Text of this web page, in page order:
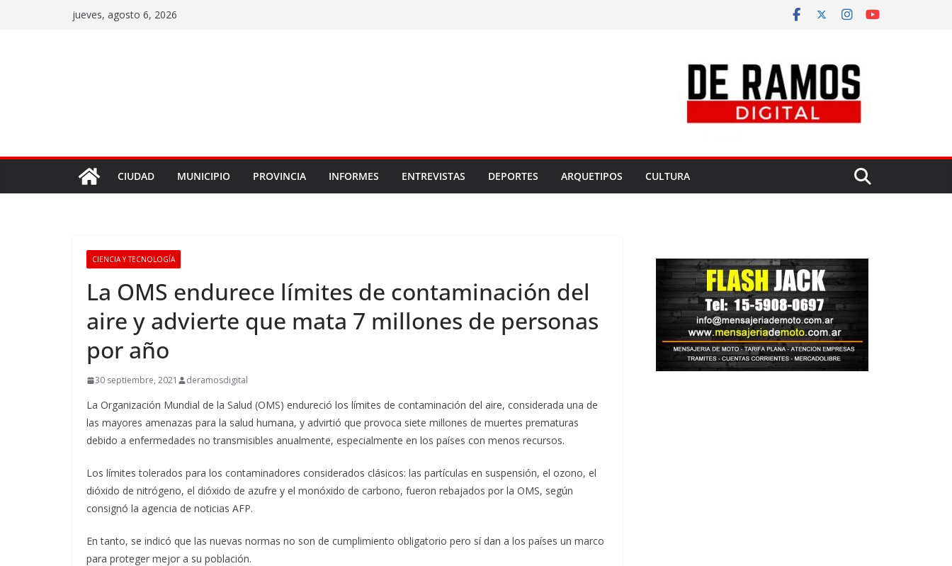
jueves, agosto 6, 2026
CIUDAD MUNICIPIO PROVINCIA INFORMES ENTREVISTAS DEPORTES ARQUETIPOS CULTURA
CIENCIA Y TECNOLOGÍA
La OMS endurece límites de contaminación del
aire y advierte que mata 7 millones de personas
por año
30 septiembre, 2021 deramosdigital
La Organización Mundial de la Salud (OMS) endureció los límites de contaminación del aire, considerada una de
las mayores amenazas para la salud humana, y advirtió que provoca siete millones de muertes prematuras
debido a enfermedades no transmisibles anualmente, especialmente en los países con menos recursos.
Los límites tolerados para los contaminadores considerados clásicos: las partículas en suspensión, el ozono, el
dióxido de nitrógeno, el dióxido de azufre y el monóxido de carbono, fueron rebajados por la OMS, según
consignó la agencia de noticias AFP.
En tanto, se indicó que las nuevas normas no son de cumplimiento obligatorio pero sí dan a los países un marco
para proteger mejor a su población.